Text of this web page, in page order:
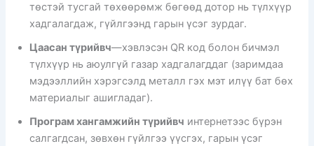
төстэй тусгай төхөөрөмж бөгөөд дотор нь түлхүүр
хадгалагдаж, гүйлгээнд гарын үсэг зурдаг.
Цаасан түрийвч—хэвлэсэн QR код болон бичмэл
түлхүүр нь аюулгүй газар хадгалагддаг (заримдаа
мэдээллийн хэрэгсэлд металл гэх мэт илүү бат бөх
материалыг ашигладаг).
Програм хангамжийн түрийвч интернетээс бүрэн
салгагдсан, зөвхөн гүйлгээ үүсгэх, гарын үсэг